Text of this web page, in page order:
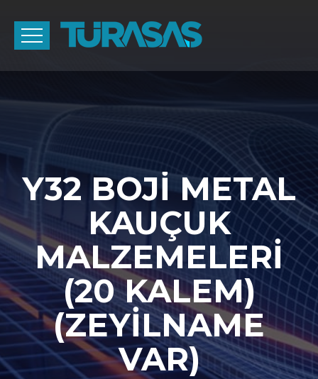
Y32 BOJİ METAL
KAUÇUK
MALZEMELERİ
(20 KALEM)
(ZEYİLNAME
VAR)